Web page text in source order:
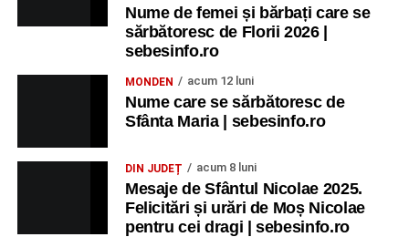
Nume de femei și bărbați care se
sărbătoresc de Florii 2026 |
sebesinfo.ro
MONDEN acum 12 luni
Nume care se sărbătoresc de
Sfânta Maria | sebesinfo.ro
DIN JUDEȚ acum 8 luni
Mesaje de Sfântul Nicolae 2025.
Felicitări și urări de Moș Nicolae
pentru cei dragi | sebesinfo.ro